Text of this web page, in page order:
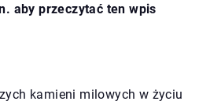
aby przeczytać ten wpis
kamieni milowych w życiu